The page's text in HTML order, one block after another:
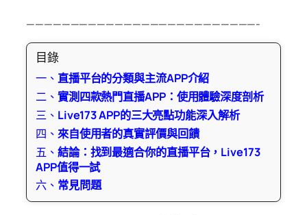
——————————————————————————-
目錄
一、 直播平台的分類與主流APP介紹
二、 實測四款熱門直播APP：使用體驗深度剖析
三、 Live173 APP的三大亮點功能深入解析
四、 來自使用者的真實評價與回饋
五、 結論：找到最適合你的直播平台，Live173
APP值得一試
六、 常見問題